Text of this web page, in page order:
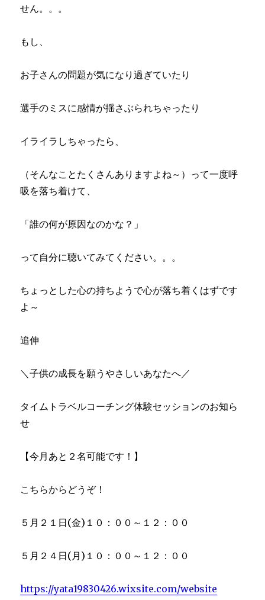
せん。。。
もし、
お子さんの問題が気になり過ぎていたり
選手のミスに感情が揺さぶられちゃったり
イライラしちゃったら、
（そんなことたくさんありますよね～）って一度呼
吸を落ち着けて、
「誰の何が原因なのかな？」
って自分に聴いてみてください。。。
ちょっとした心の持ちようで心が落ち着くはずです
よ～
追伸
＼子供の成長を願うやさしいあなたへ／
タイムトラベルコーチング体験セッションのお知ら
せ
【今月あと２名可能です！】
こちらからどうぞ！
５月２１日(金)１０：００～１２：００
５月２４日(月)１０：００～１２：００
https://yata19830426.wixsite.com/website